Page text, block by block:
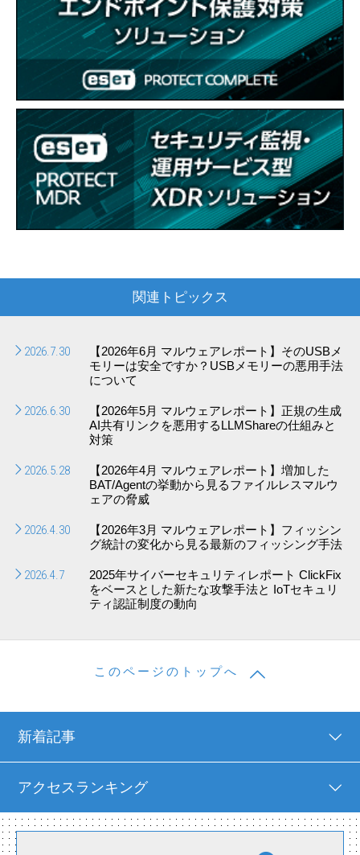
関連トピックス
2026.7.30
【2026年6月 マルウェアレポート】そのUSBメ
モリーは安全ですか？USBメモリーの悪用手法
について
2026.6.30
【2026年5月 マルウェアレポート】正規の生成
AI共有リンクを悪用するLLMShareの仕組みと
対策
2026.5.28
【2026年4月 マルウェアレポート】増加した
BAT/Agentの挙動から見るファイルレスマルウ
ェアの脅威
2026.4.30
【2026年3月 マルウェアレポート】フィッシン
グ統計の変化から見る最新のフィッシング手法
2026.4.7
2025年サイバーセキュリティレポート ClickFix
をベースとした新たな攻撃手法と IoTセキュリ
ティ認証制度の動向
このページのトップへ
新着記事
アクセスランキング